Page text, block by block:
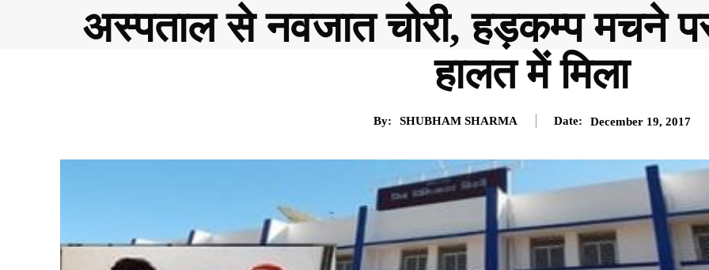
अस्पताल से नवजात चोरी, हड़कम्प मचने
हालत में मिला
By: SHUBHAM SHARMA Date: December 19, 2017